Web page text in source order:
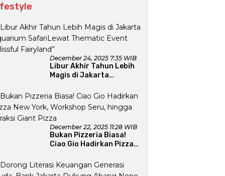
December 24, 2025 7:35 WIB
Libur Akhir Tahun Lebih
Magis di Jakarta
Thematic Event “Blissful
Fairyland”
December 22, 2025 11:28 WIB
Bukan Pizzeria Biasa!
Ciao Gio Hadirkan Pizza
Seru, hingga Atraksi
Giant Pizza